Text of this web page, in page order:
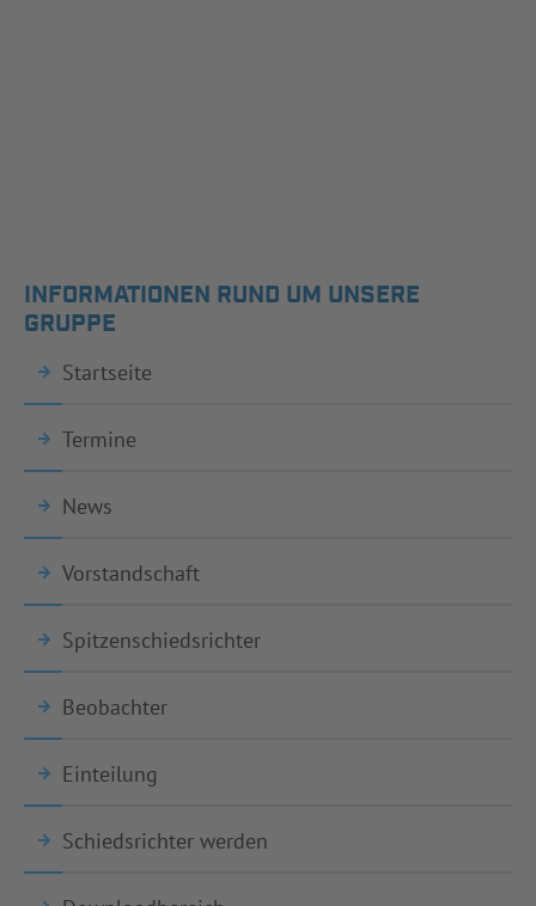
INFORMATIONEN RUND UM UNSERE
GRUPPE
Startseite
Termine
News
Vorstandschaft
Spitzenschiedsrichter
Beobachter
Einteilung
Schiedsrichter werden